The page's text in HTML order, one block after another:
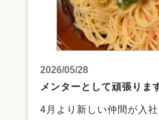
2026/05/28
メンターとして頑張りま
4月より新しい仲間が入社